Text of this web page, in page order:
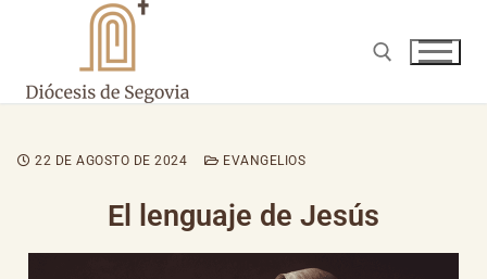
22 DE AGOSTO DE 2024 EVANGELIOS
El lenguaje de Jesús